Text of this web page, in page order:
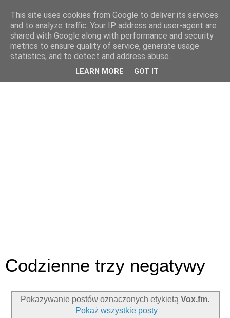
Codzienne trzy negatywy
Pokazywanie postów oznaczonych etykietą Vox.fm.
Pokaż wszystkie posty
This site uses cookies from Google to deliver its services
and to analyze traffic. Your IP address and user-agent are
shared with Google along with performance and security
metrics to ensure quality of service, generate usage
statistics, and to detect and address abuse.
LEARN MORE GOT IT